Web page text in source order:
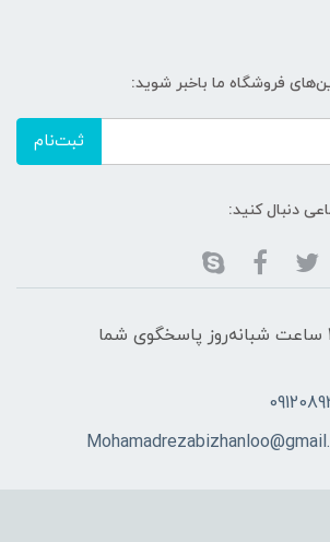
فروشگاه ما باخبر شوید:
ثبت‌نام
دنبال کنید:
هفت روز هفته ، ۲۴ ساعت شبانه‌روز پاسخگوی شما